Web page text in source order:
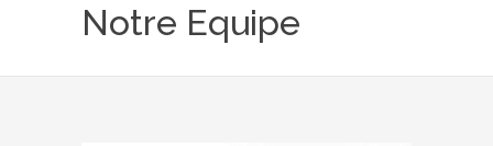
Notre Equipe